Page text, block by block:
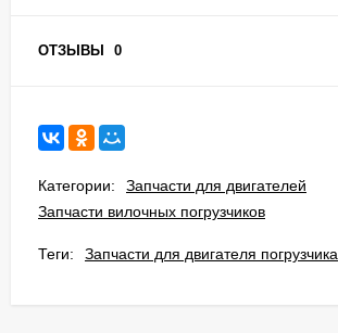
ОТЗЫВЫ 0
Категории:
Запчасти для двигателей
Запчасти вилочных погрузчиков
Теги: Запчасти для двигателя погрузчика